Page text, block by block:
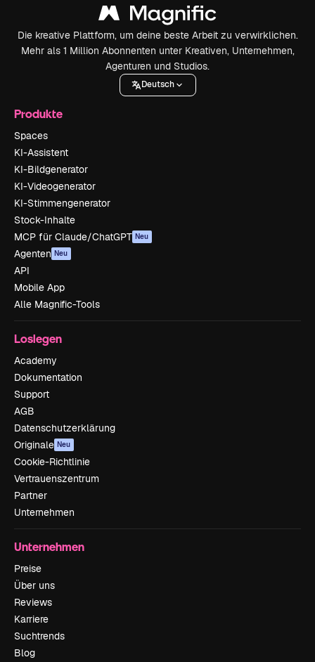
Die kreative Plattform, um deine beste Arbeit zu verwirklichen.
Mehr als 1 Million Abonnenten unter Kreativen, Unternehmen,
Agenturen und Studios.
Deutsch
Produkte
Spaces
KI-Assistent
KI-Bildgenerator
KI-Videogenerator
KI-Stimmengenerator
Stock-Inhalte
MCP für Claude/ChatGPT Neu
Agenten Neu
API
Mobile App
Alle Magnific-Tools
Loslegen
Academy
Dokumentation
Support
AGB
Datenschutzerklärung
Originale Neu
Cookie-Richtlinie
Vertrauenszentrum
Partner
Unternehmen
Unternehmen
Preise
Über uns
Reviews
Karriere
Suchtrends
Blog